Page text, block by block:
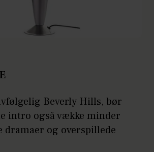
Beverly Hills, bør
intro også vække minder
dramaer og overspillede